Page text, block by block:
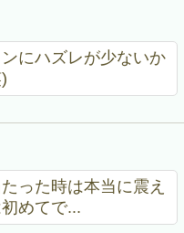
にハズレが少ないか
った時は本当に震え
めてで...